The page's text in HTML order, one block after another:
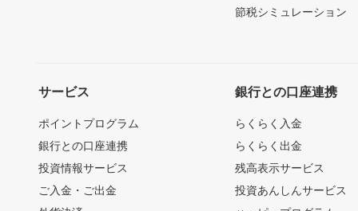
節税シミュレーション
サービス
ポイントプログラム
銀行との口座連携
投資情報サービス
ご入金・ご出金
銀行との口座連携
らくらく入金
らくらく出金
残高表示サービス
投資あんしんサービス